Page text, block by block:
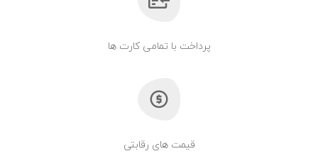
پرداخت با تمامی کارت ها
قیمت های رقابتی